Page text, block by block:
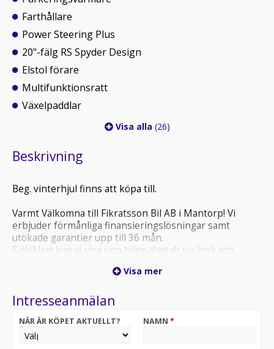
Farthållare
Power Steering Plus
20"-fälg RS Spyder Design
Elstol förare
Multifunktionsratt
Växelpaddlar
Visa alla (26)
Beskrivning
Beg. vinterhjul finns att köpa till.
Varmt Välkomna till Fikratsson Bil AB i Mantorp! Vi
erbjuder förmånliga finansieringslösningar samt
utökade garantier upp till 36 mån.
Självklart kan vi visa upp bilen digitalt via länk och
Visa mer
Intresseanmälan
NÄR ÄR KÖPET AKTUELLT? NAMN *